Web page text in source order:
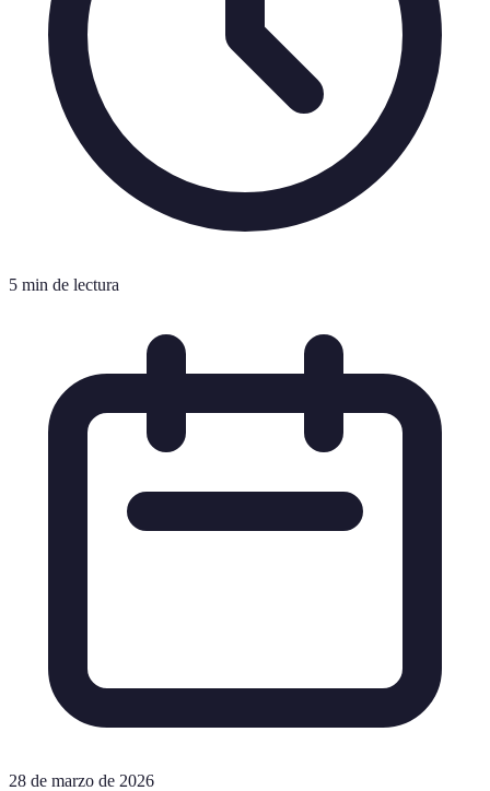
5 min de lectura
28 de marzo de 2026